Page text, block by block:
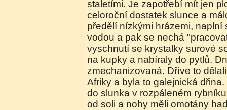
staletími. Je zapotřebí mít jen
celoroční dostatek slunce a
předělí nízkými hrázemi, naplní
vodou a pak se nechá
vyschnutí se krystalky surové
na kupky a nabíraly do pytlů.
zmechanizovaná. Dříve to
Afriky a byla to galejnická
do slunka v rozpáleném
od soli a nohy měli omotány